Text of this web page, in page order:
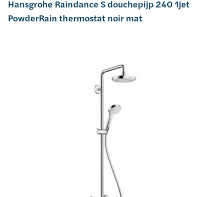
Hansgrohe Raindance S douchepijp 240 1jet
PowderRain thermostat noir mat